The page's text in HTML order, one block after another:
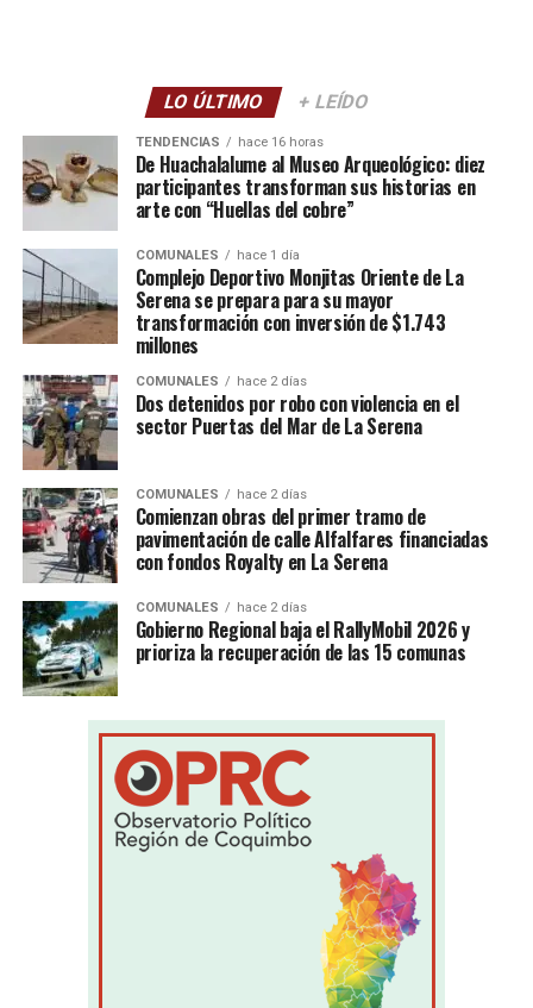
LO ÚLTIMO + LEÍDO
TENDENCIAS hace 16 horas
De Huachalalume al Museo Arqueológico: diez
participantes transforman sus historias en
arte con “Huellas del cobre”
COMUNALES hace 1 día
Complejo Deportivo Monjitas Oriente de La
Serena se prepara para su mayor
transformación con inversión de $1.743
millones
COMUNALES hace 2 días
Dos detenidos por robo con violencia en el
sector Puertas del Mar de La Serena
COMUNALES hace 2 días
Comienzan obras del primer tramo de
pavimentación de calle Alfalfares financiadas
con fondos Royalty en La Serena
COMUNALES hace 2 días
Gobierno Regional baja el RallyMobil 2026 y
prioriza la recuperación de las 15 comunas